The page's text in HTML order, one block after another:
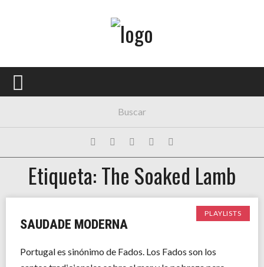
PORTADA
FESTIVALES
EXPOSICIONES
HISTORIAS
Etiqueta: The Soaked Lamb
PLAYLISTS
SAUDADE MODERNA
Portugal es sinónimo de Fados. Los Fados son los